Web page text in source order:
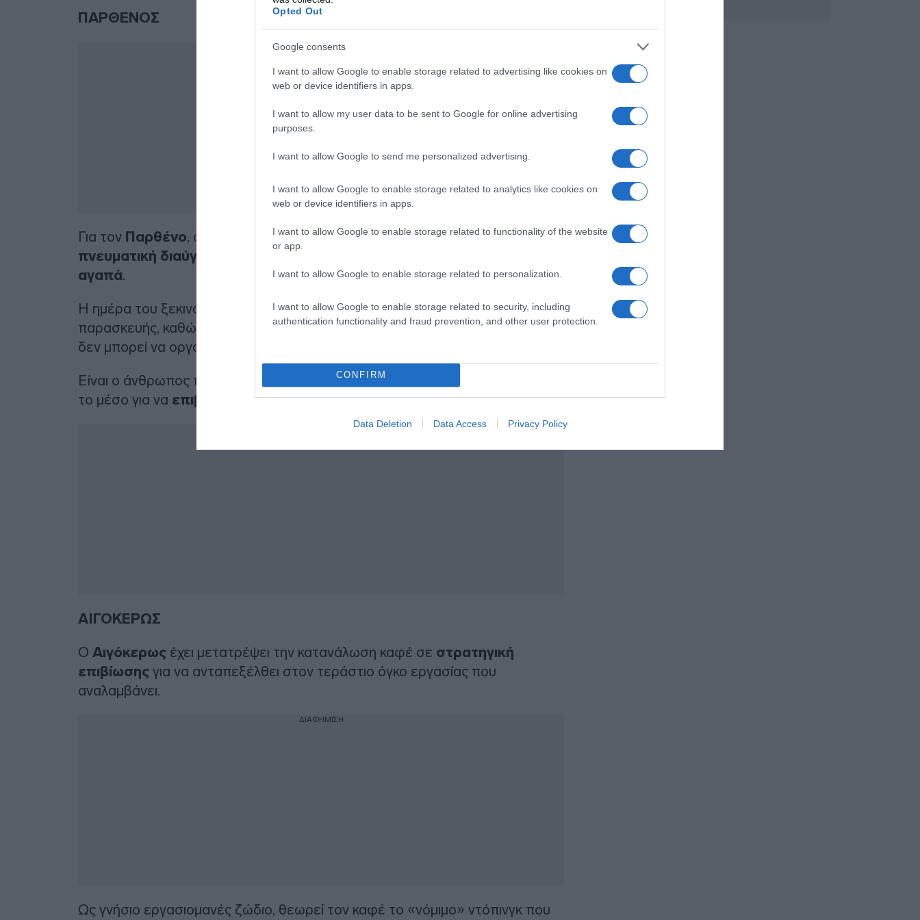
Opted Out
Google consents
I want to allow Google to enable storage related to advertising like cookies on
web or device identifiers in apps.
I want to allow my user data to be sent to Google for online advertising
purposes.
I want to allow Google to send me personalized advertising.
I want to allow Google to enable storage related to analytics like cookies on
web or device identifiers in apps.
I want to allow Google to enable storage related to functionality of the website
or app.
I want to allow Google to enable storage related to personalization.
I want to allow Google to enable storage related to security, including
authentication functionality and fraud prevention, and other user protection.
CONFIRM
Data Deletion Data Access Privacy Policy
ΠΑΡΘΕΝΟΣ
Για τον Παρθένο, ο καφές είναι ο έμπιστος συνεργάτης που εξασφαλίζει την
πνευματική διαύγεια και την προσήλωση στη λεπτομέρεια που τόσο
αγαπά.
Η ημέρα του ξεκινά υποχρεωτικά με τη δική του συγκεκριμένη ιεροτελεστία
παρασκευής, καθώς χωρίς αυτή την πρώτη γουλιά νιώθει πως το μυαλό του
δεν μπορεί να οργανώσει τις σκέψεις του.
Είναι ο άνθρωπος που θα πιει τον καφέ του σκέτο, χρησιμοποιώντας τον ως
το μέσο για να επιβάλει τάξη και πρόγραμμα στο πρόγραμμά του.
ΑΙΓΟΚΕΡΩΣ
Ο Αιγόκερως έχει μετατρέψει την κατανάλωση καφέ σε στρατηγική
επιβίωσης για να ανταπεξέλθει στον τεράστιο όγκο εργασίας που
αναλαμβάνει.
ΔΙΑΦΗΜΙΣΗ
Ως γνήσιο εργασιομανές ζώδιο, θεωρεί τον καφέ το «νόμιμο» ντόπινγκ που